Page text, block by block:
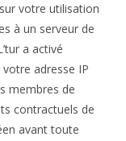
votre utilisation
à un serveur de
a activé
votre adresse IP
membres de
contractuels de
avant toute